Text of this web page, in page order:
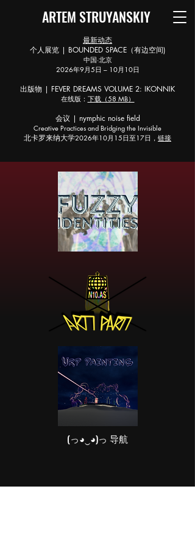
ARTEM STRUYANSKIY
最新动态
个人展览 | BOUNDED SPACE（有边空间)
中国·北京
2026年9月5日 – 10月10日
出版物 | FEVER DREAMS VOLUME 2: IKONNIK
在线版： 下载（58 MB）
会议 | nymphic noise field
Creative Practices and Bridging the Invisible
北卡罗来纳大学2026年10月15日至17日， 链接
(っ◕‿◕)っ 导航